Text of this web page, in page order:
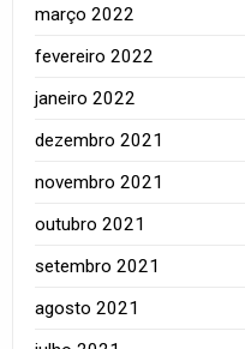
março 2022
fevereiro 2022
janeiro 2022
dezembro 2021
novembro 2021
outubro 2021
setembro 2021
agosto 2021